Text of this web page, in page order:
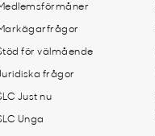
för välmående
frågor
Just nu
Unga